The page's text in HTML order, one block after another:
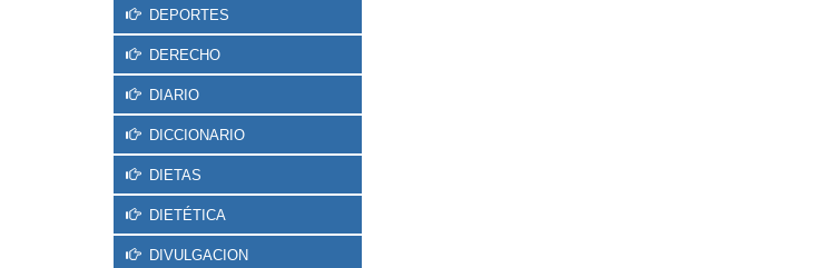
DEPORTES
DERECHO
DIARIO
DICCIONARIO
DIETAS
DIETÉTICA
DIVULGACION